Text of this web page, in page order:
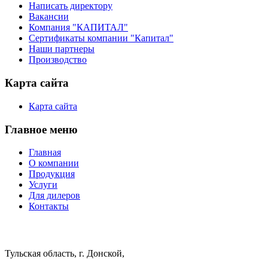
Написать директору
Вакансии
Компания "КАПИТАЛ"
Сертификаты компании "Капитал"
Наши партнеры
Производство
Карта сайта
Карта сайта
Главное меню
Главная
О компании
Продукция
Услуги
Для дилеров
Контакты
Тульская область, г. Донской,